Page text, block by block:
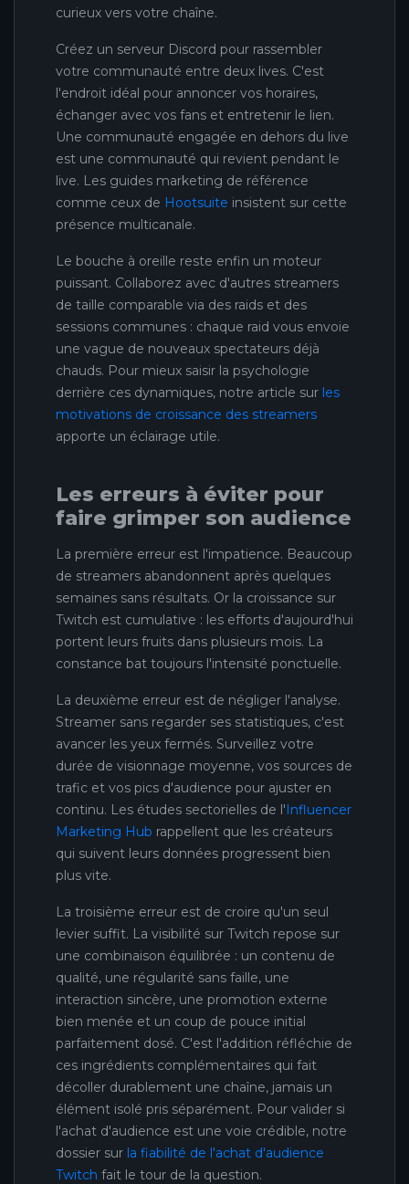
curieux vers votre chaîne.
Créez un serveur Discord pour rassembler
votre communauté entre deux lives. C'est
l'endroit idéal pour annoncer vos horaires,
échanger avec vos fans et entretenir le lien.
Une communauté engagée en dehors du live
est une communauté qui revient pendant le
live. Les guides marketing de référence
comme ceux de Hootsuite insistent sur cette
présence multicanale.
Le bouche à oreille reste enfin un moteur
puissant. Collaborez avec d'autres streamers
de taille comparable via des raids et des
sessions communes : chaque raid vous envoie
une vague de nouveaux spectateurs déjà
chauds. Pour mieux saisir la psychologie
derrière ces dynamiques, notre article sur les
motivations de croissance des streamers
apporte un éclairage utile.
Les erreurs à éviter pour
faire grimper son audience
La première erreur est l'impatience. Beaucoup
de streamers abandonnent après quelques
semaines sans résultats. Or la croissance sur
Twitch est cumulative : les efforts d'aujourd'hui
portent leurs fruits dans plusieurs mois. La
constance bat toujours l'intensité ponctuelle.
La deuxième erreur est de négliger l'analyse.
Streamer sans regarder ses statistiques, c'est
avancer les yeux fermés. Surveillez votre
durée de visionnage moyenne, vos sources de
trafic et vos pics d'audience pour ajuster en
continu. Les études sectorielles de l'Influencer
Marketing Hub rappellent que les créateurs
qui suivent leurs données progressent bien
plus vite.
La troisième erreur est de croire qu'un seul
levier suffit. La visibilité sur Twitch repose sur
une combinaison équilibrée : un contenu de
qualité, une régularité sans faille, une
interaction sincère, une promotion externe
bien menée et un coup de pouce initial
parfaitement dosé. C'est l'addition réfléchie de
ces ingrédients complémentaires qui fait
décoller durablement une chaîne, jamais un
élément isolé pris séparément. Pour valider si
l'achat d'audience est une voie crédible, notre
dossier sur la fiabilité de l'achat d'audience
Twitch fait le tour de la question.